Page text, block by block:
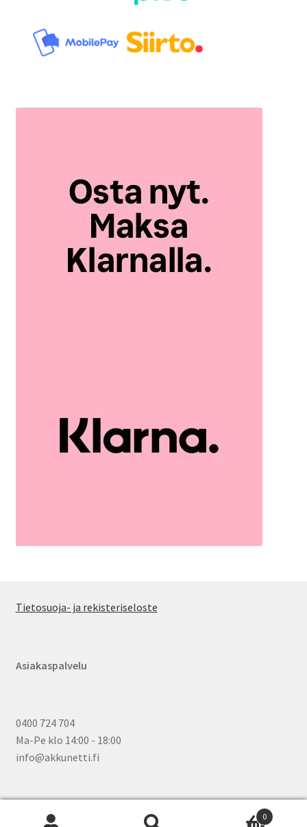
Tietosuoja- ja rekisteriseloste
Asiakaspalvelu
0400 724 704
Ma-Pe klo 14:00 - 18:00
info@akkunetti.fi
0